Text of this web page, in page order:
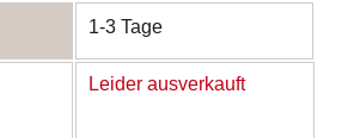
1-3 Tage
Leider ausverkauft